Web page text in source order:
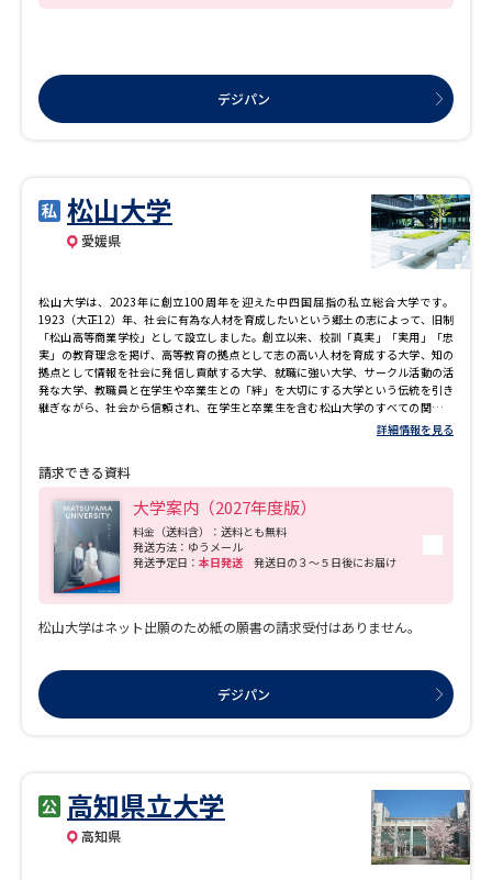
デジパン
松山大学
愛媛県
松山大学は、2023年に創立100周年を迎えた中四国屈指の私立総合大学です。
1923（大正12）年、社会に有為な人材を育成したいという郷土の志によって、旧制
「松山高等商業学校」として設立しました。創立以来、校訓「真実」「実用」「忠
実」の教育理念を掲げ、高等教育の拠点として志の高い人材を育成する大学、知の
拠点として情報を社会に発信し貢献する大学、就職に強い大学、サークル活動の活
発な大学、教職員と在学生や卒業生との「絆」を大切にする大学という伝統を引き
継ぎながら、社会から信頼され、在学生と卒業生を含む松山大学のすべての関係者
が誇りを持てる大学をめざしています。これまで輩出した卒業生は約8万3千人
（2024年3月現在）にのぼり、地元をはじめ、全国各地、海外でも幅広く活躍して
詳細情報を見る
請求できる資料
大学案内（2027年度版）
料金（送料含）：送料とも無料
発送方法：ゆうメール
発送予定日： 本日発送 発送日の３～５日後にお届け
松山大学はネット出願のため紙の願書の請求受付はありません。
デジパン
高知県立大学
高知県